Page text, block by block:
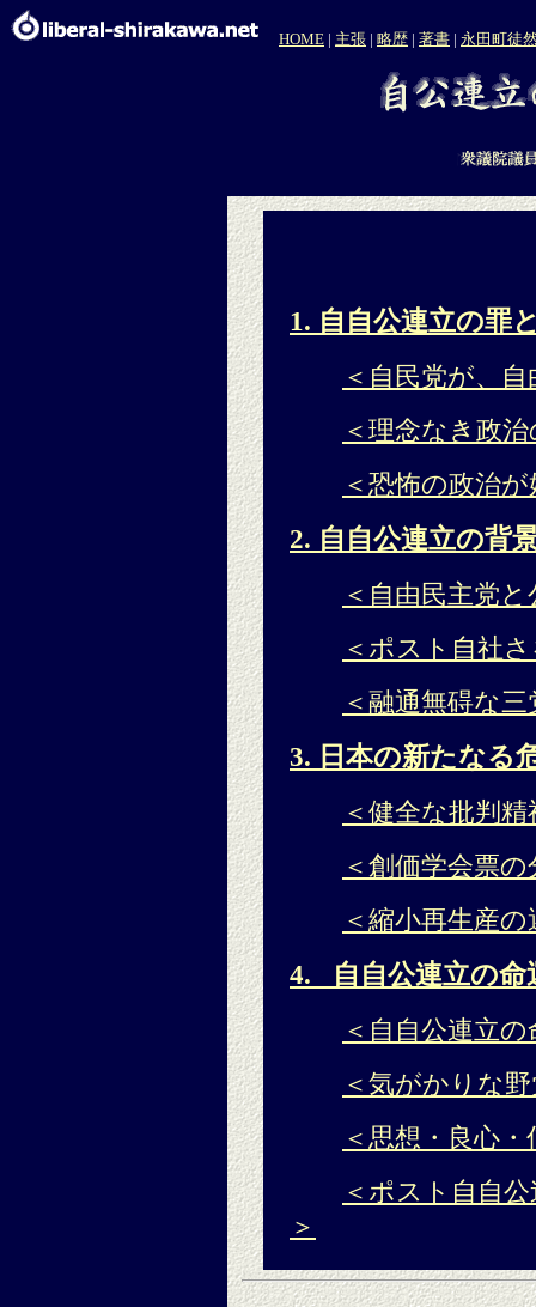
HOME | 主張 | 略歴 | 著書 | 永田町徒
1. 自自公連立の罪
＜自民党が、
＜理念なき政
＜恐怖の政治
2. 自自公連立の背
＜自由民主党
＜ポスト自社
＜融通無碍な
3. 日本の新たな
＜健全な批判
＜創価学会票
＜縮小再生産
4. 自自公連立の命
＜自自公連立の
＜気がかりな
＜思想・良心
＜ポスト自自
＞